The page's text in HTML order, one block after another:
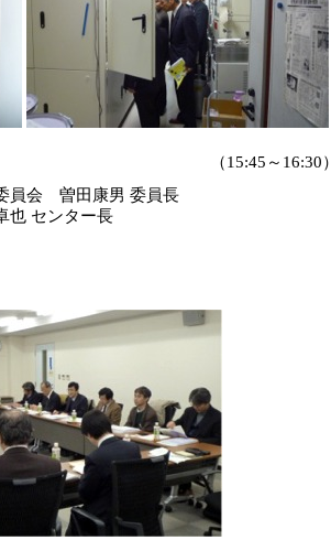
（15:45～16:30）
員会 曽田康男 委員長
ンター長